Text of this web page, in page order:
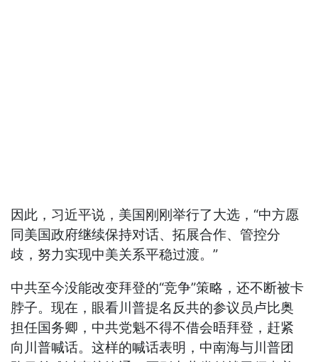
因此，习近平说，美国刚刚举行了大选，“中方愿
同美国政府继续保持对话、拓展合作、管控分
歧，努力实现中美关系平稳过渡。”
中共至今没能改变拜登的“竞争”策略，还不断被卡
脖子。现在，眼看川普提名反共的参议员卢比奥
担任国务卿，中共党魁不得不借会晤拜登，赶紧
向川普喊话。这样的喊话表明，中南海与川普团